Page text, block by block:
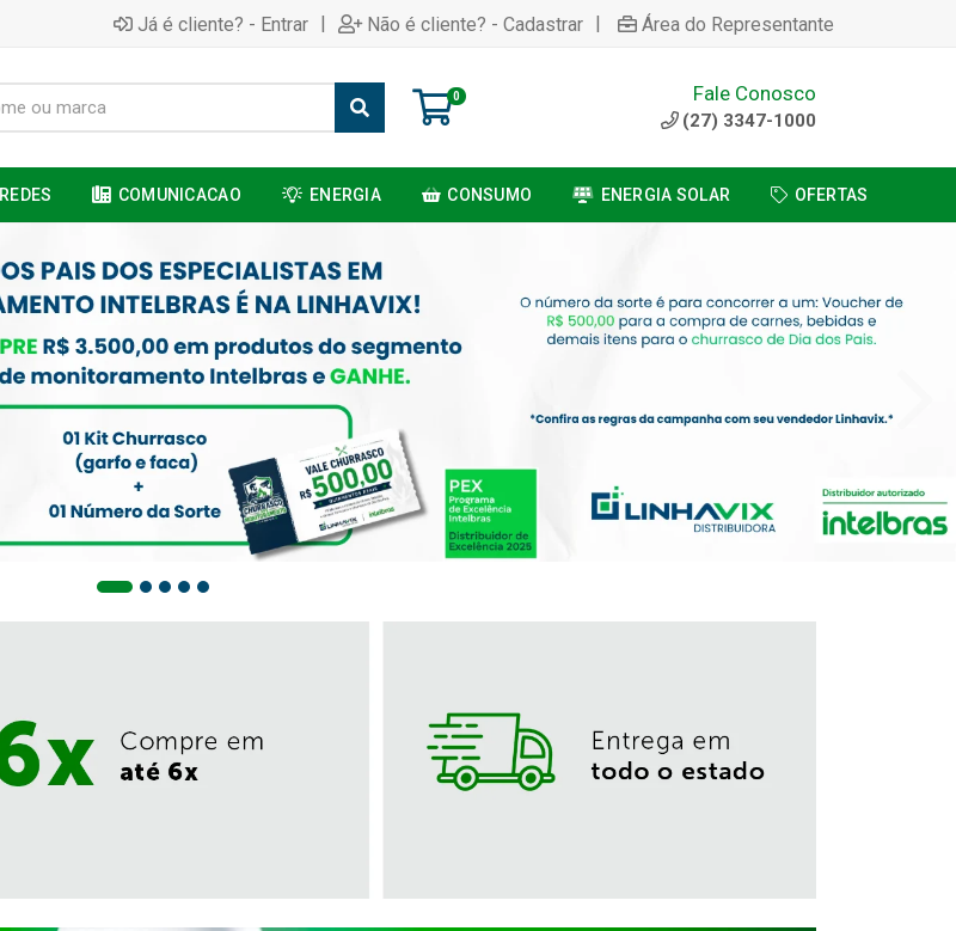
Já é cliente? - Entrar | Não é cliente? - Cadastrar | Área do Representante
0 Fale Conosco
(27) 3347-1000
REDES COMUNICACAO ENERGIA CONSUMO ENERGIA SOLAR OFERTAS